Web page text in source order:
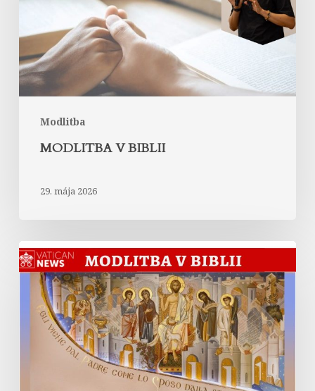
Modlitba
MODLITBA V BIBLII
29. mája 2026
Chválospev
celého
stvorenstva